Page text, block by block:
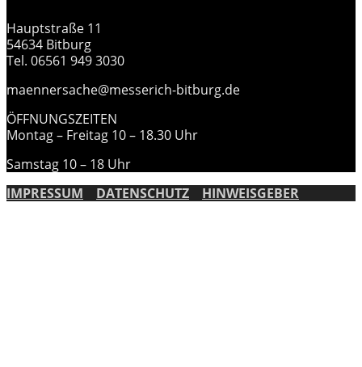
Hauptstraße 11
54634 Bitburg
Tel. 06561 949 3030
maennersache@messerich-bitburg.de
ÖFFNUNGSZEITEN
Montag – Freitag 10 – 18.30 Uhr
Samstag 10 – 18 Uhr
IMPRESSUM
DATENSCHUTZ HINWEISGEBER